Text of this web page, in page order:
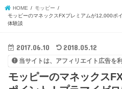
HOME
モッピー
モッピーのマネックスFXプレミアムが12,000ポ
体験談
2017.06.10 2018.05.12
当サイトは、アフィリエイト広告を
モッピーのマネックス